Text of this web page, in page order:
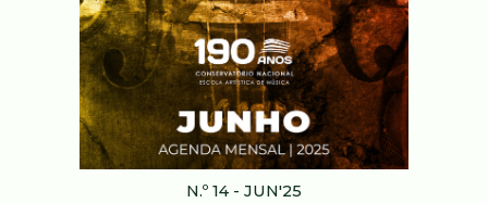
N.º 14 - JUN'25